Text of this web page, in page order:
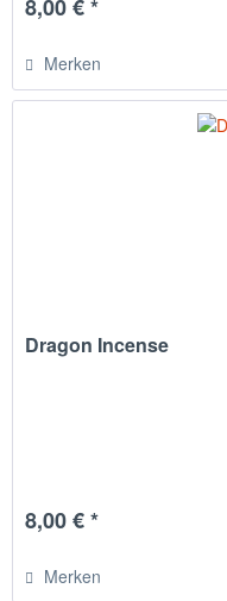
8,00 € *
Merken
Dragon Incense
8,00 € *
Merken